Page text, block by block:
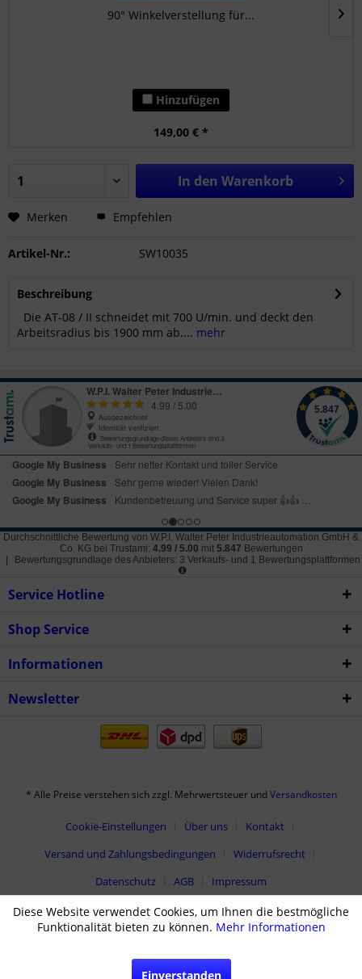
90° Winkelverstellung für...
Hinzufügen
149,00 € *
In den Warenkorb
Merken Empfehlen
Artikel-Nr.: SW10035
Beschreibung
Die AT-08 / II schneidet mit 700 U/min. und deckt den
Arbeitsradius bis 1900 mm ab.... mehr
Durchschnittliche Bewertung von W.P.I. Walter Peter Industrieautomation GmbH &
Co. KG bei Trustami: 4.99 / 5.00 mit 5.847 Bewertungen
Bewertungsgrundlage des Anbieters: 3 Verkaufs- und 1 Bewertungsplattformen
Service Hotline
Shop Service
Informationen
Newsletter
* Alle Preise verstehen sich zzgl. Mehrwertsteuer undVersandkosten
Cookie-Einstellungen Über uns
Kontakt
Versand und Zahlungsbedingungen
Widerrufsrecht
Datenschutz
AGB Impressum
Diese Website verwendet Cookies, um Ihnen die bestmögliche
Funktionalität bieten zu können. Mehr Informationen
Einverstanden